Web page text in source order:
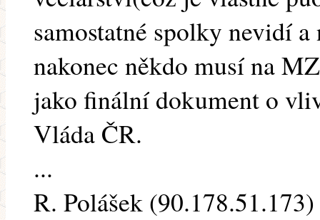
samostatné spolky nevidí
nakonec někdo musí na
jako finální dokument o
Vláda ČR.
...
R. Polášek